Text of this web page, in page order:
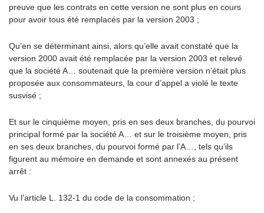
preuve que les contrats en cette version ne sont plus en cours
pour avoir tous été remplacés par la version 2003 ;
Qu’en se déterminant ainsi, alors qu’elle avait constaté que la
version 2000 avait été remplacée par la version 2003 et relevé
que la société A… soutenait que la première version n’était plus
proposée aux consommateurs, la cour d’appel a violé le texte
susvisé ;
Et sur le cinquième moyen, pris en ses deux branches, du pourvoi
principal formé par la société A… et sur le troisième moyen, pris
en ses deux branches, du pourvoi formé par l’A…, tels qu’ils
figurent au mémoire en demande et sont annexés au présent
arrêt :
Vu l’article L. 132-1 du code de la consommation ;